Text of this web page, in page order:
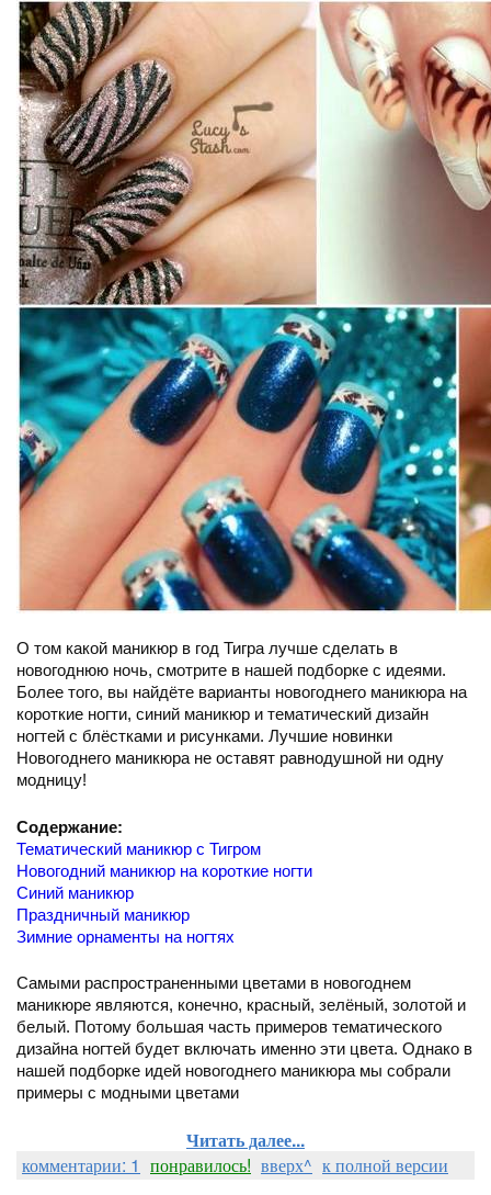
О том какой маникюр в год Тигра лучше сделать в
новогоднюю ночь, смотрите в нашей подборке с идеями.
Более того, вы найдёте варианты новогоднего маникюра на
короткие ногти, синий маникюр и тематический дизайн
ногтей с блёстками и рисунками. Лучшие новинки
Новогоднего маникюра не оставят равнодушной ни одну
модницу!
Содержание:
Тематический маникюр с Тигром
Новогодний маникюр на короткие ногти
Синий маникюр
Праздничный маникюр
Зимние орнаменты на ногтях
Самыми распространенными цветами в новогоднем
маникюре являются, конечно, красный, зелёный, золотой и
белый. Потому большая часть примеров тематического
дизайна ногтей будет включать именно эти цвета. Однако в
нашей подборке идей новогоднего маникюра мы собрали
примеры с модными цветами
Читать далее...
комментарии: 1 понравилось! вверх^ к полной версии